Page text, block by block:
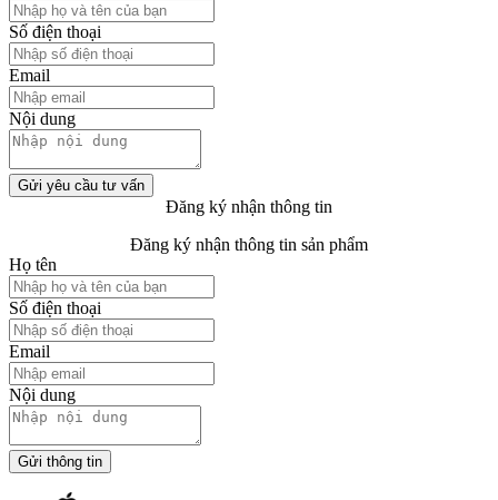
Số điện thoại
Email
Nội dung
Gửi yêu cầu tư vấn
Đăng ký nhận thông tin
Đăng ký nhận thông tin sản phẩm
Họ tên
Số điện thoại
Email
Nội dung
Gửi thông tin